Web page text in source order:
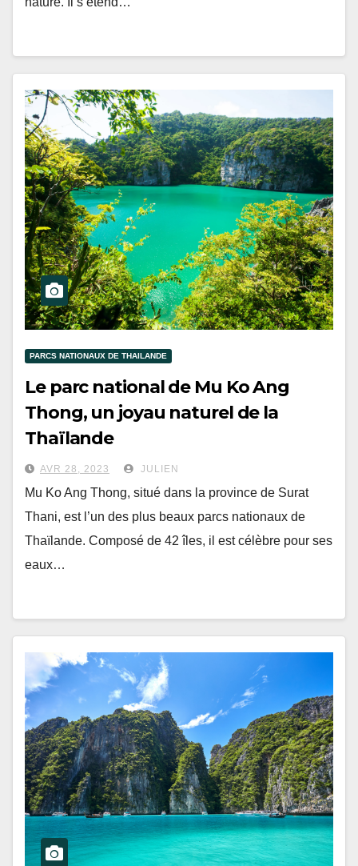
PARCS NATIONAUX DE THAILANDE
Le parc national de Mu Ko Ang
Thong, un joyau naturel de la
Thaïlande
AVR 28, 2023 JULIEN
Mu Ko Ang Thong, situé dans la province de Surat
Thani, est l’un des plus beaux parcs nationaux de
Thaïlande. Composé de 42 îles, il est célèbre pour ses
eaux…